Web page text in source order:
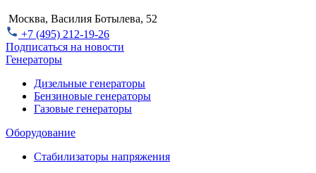
Москва, Василия Ботылева, 52
+7 (495) 212-19-26
Подписаться на новости
Генераторы
Дизельные генераторы
Бензиновые генераторы
Газовые генераторы
Оборудование
Стабилизаторы напряжения